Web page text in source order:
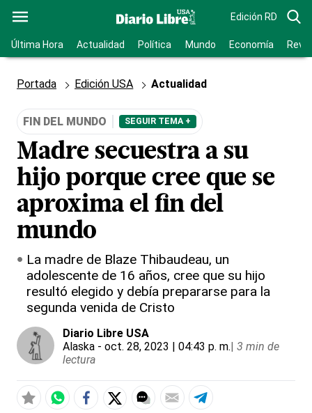
Edición RD
Última Hora Actualidad Política Mundo Economía
Portada Edición USA Actualidad
FIN DEL MUNDO SEGUIR TEMA +
Madre secuestra a su
hijo porque cree que se
aproxima el fin del
mundo
La madre de Blaze Thibaudeau, un
adolescente de 16 años, cree que su hijo
resultó elegido y debía prepararse para la
segunda venida de Cristo
Diario Libre USA
Alaska - oct. 28, 2023 | 04:43 p. m.| 3 min de
lectura